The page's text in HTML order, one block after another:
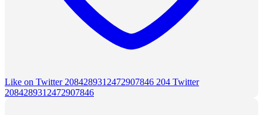
Like on Twitter 2084289312472907846 204 Twitter
2084289312472907846